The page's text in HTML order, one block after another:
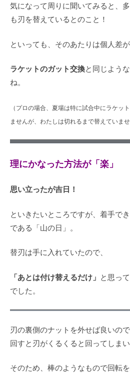
気になって周りに聞いてみると、
も刃を替えているとのこと！
といっても、そのあたりは個人差
ラケットのガット交換と同じよう
ね。
（プロの場合、夏場は特に試合中にラケッ
ませんが、わたしは切れるまで替えていませ
理にかなった方法が「楽」
思い立ったが吉日！
といきたいところですが、着手で
である「山の日」。
替刃は手に入れていたので、
「あとは付け替えるだけ」 と思っ
でした。
刃の裏側のナットを外せば良いの
回すと刃がくるくると回ってしまい
そのため、棒のようなもので回転